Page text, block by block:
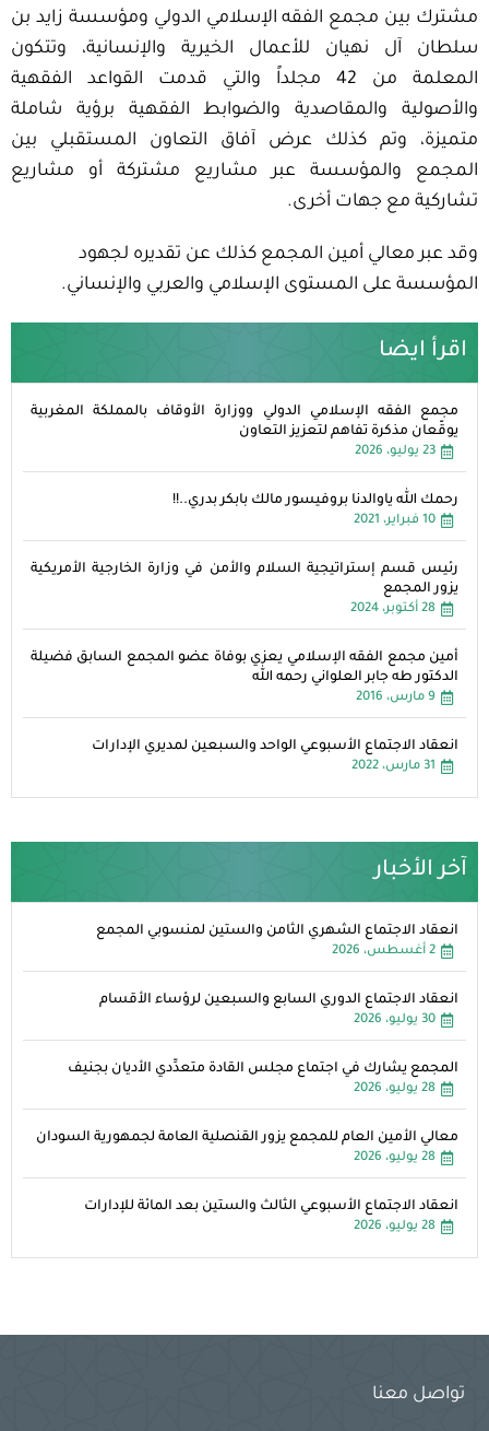
مشترك بين مجمع الفقه الإسلامي الدولي ومؤسسة زايد بن
سلطان آل نهيان للأعمال الخيرية والإنسانية، وتتكون
المعلمة من 42 مجلداً والتي قدمت القواعد الفقهية
والأصولية والمقاصدية والضوابط الفقهية برؤية شاملة
متميزة، وتم كذلك عرض آفاق التعاون المستقبلي بين
المجمع والمؤسسة عبر مشاريع مشتركة أو مشاريع
تشاركية مع جهات أخرى.
وقد عبر معالي أمين المجمع كذلك عن تقديره لجهود
المؤسسة على المستوى الإسلامي والعربي والإنساني.
اقرأ ايضا
مجمع الفقه الإسلامي الدولي ووزارة الأوقاف بالمملكة المغربية
يوقّعان مذكرة تفاهم لتعزيز التعاون
23 يوليو، 2026
رحمك الله ياوالدنا بروفيسور مالك بابكر بدري..!!
10 فبراير، 2021
رئيس قسم إستراتيجية السلام والأمن في وزارة الخارجية الأمريكية
يزور المجمع
28 أكتوبر، 2024
أمين مجمع الفقه الإسلامي يعزي بوفاة عضو المجمع السابق فضيلة
الدكتور طه جابر العلواني رحمه الله
9 مارس، 2016
انعقاد الاجتماع الأسبوعي الواحد والسبعين لمديري الإدارات
31 مارس، 2022
آخر الأخبار
انعقاد الاجتماع الشهري الثامن والستين لمنسوبي المجمع
2 أغسطس، 2026
انعقاد الاجتماع الدوري السابع والسبعين لرؤساء الأقسام
30 يوليو، 2026
المجمع يشارك في اجتماع مجلس القادة متعدِّدي الأديان بجنيف
28 يوليو، 2026
معالي الأمين العام للمجمع يزور القنصلية العامة لجمهورية السودان
28 يوليو، 2026
انعقاد الاجتماع الأسبوعي الثالث والستين بعد المائة للإدارات
28 يوليو، 2026
تواصل معنا